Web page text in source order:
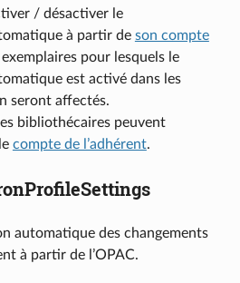
/ désactiver le
à partir de son compte
exemplaires pour lesquels le
est activé dans les
seront affectés.
bibliothécaires peuvent
compte de l’adhérent.
automatique des changements
à partir de l’OPAC.